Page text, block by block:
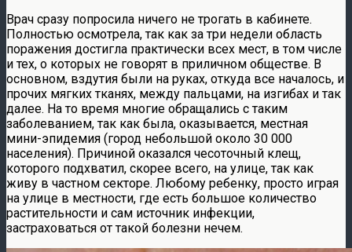
Врач сразу попросила ничего не трогать в кабинете.
Полностью осмотрела, так как за три недели область
поражения достигла практически всех мест, в том числе
и тех, о которых не говорят в приличном обществе. В
основном, вздутия были на руках, откуда все началось, и
прочих мягких тканях, между пальцами, на изгибах и так
далее. На то время многие обращались с таким
заболеванием, так как была, оказывается, местная
мини-эпидемия (город небольшой около 30 000
населения). Причиной оказался чесоточный клещ,
которого подхватил, скорее всего, на улице, так как
живу в частном секторе. Любому ребенку, просто играя
на улице в местности, где есть большое количество
растительности и сам источник инфекции,
застраховаться от такой болезни нечем.